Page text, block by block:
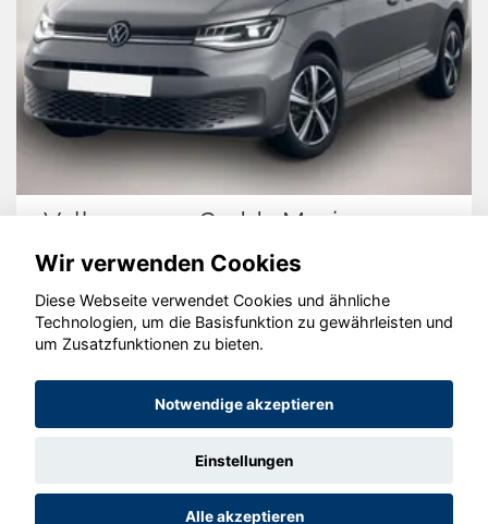
Volkswagen Caddy Maxi
© konjunkturmotor.de GmbH 2020 - 2026
Wir verwenden Cookies
Diese Webseite verwendet Cookies und ähnliche
Technologien, um die Basisfunktion zu gewährleisten und
um Zusatzfunktionen zu bieten.
Notwendige akzeptieren
Einstellungen
Alle akzeptieren